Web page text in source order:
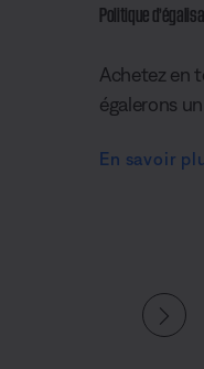
Politique
Achetez en
égalerons
En savoir